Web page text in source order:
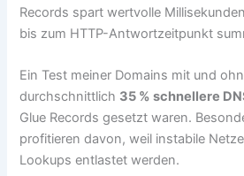
Records spart wertvolle
bis zum HTTP-Antwortzeitpunkt
Ein Test meiner Domains mit und
durchschnittlich 35 % schnellere
Glue Records gesetzt waren.
profitieren davon, weil instabile
Lookups entlastet werden.